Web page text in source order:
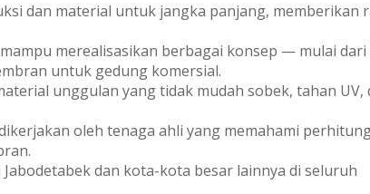
dan material untuk jangka panjang, memberikan
merealisasikan berbagai konsep — mulai dari
untuk gedung komersial.
unggulan yang tidak mudah sobek, tahan UV,
oleh tenaga ahli yang memahami
Jabodetabek dan kota-kota besar lainnya di seluruh